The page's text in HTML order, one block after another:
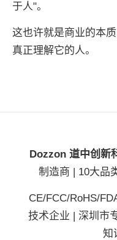
于人"。
这也许就是商业的本
真正理解它的人。
Dozzon 道中创新
制造商 | 10大品
CE/FCC/RoHS/
技术企业 | 深圳市
知